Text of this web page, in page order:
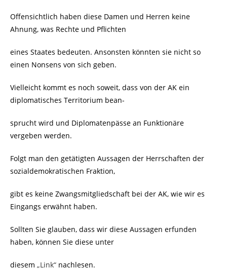
Offensichtlich haben diese Damen und Herren keine
Ahnung, was Rechte und Pflichten
eines Staates bedeuten. Ansonsten könnten sie nicht so
einen Nonsens von sich geben.
Vielleicht kommt es noch soweit, dass von der AK ein
diplomatisches Territorium bean-
sprucht wird und Diplomatenpässe an Funktionäre
vergeben werden.
Folgt man den getätigten Aussagen der Herrschaften der
sozialdemokratischen Fraktion,
gibt es keine Zwangsmitgliedschaft bei der AK, wie wir es
Eingangs erwähnt haben.
Sollten Sie glauben, dass wir diese Aussagen erfunden
haben, können Sie diese unter
diesem „Link“ nachlesen.